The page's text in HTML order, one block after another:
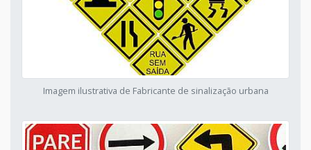
Imagem ilustrativa de Fabricante de sinalização urbana